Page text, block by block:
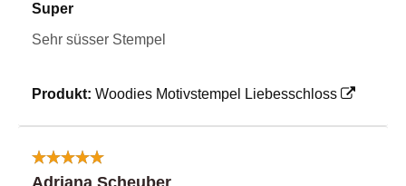
Super
Sehr süsser Stempel
Produkt: Woodies Motivstempel Liebesschloss